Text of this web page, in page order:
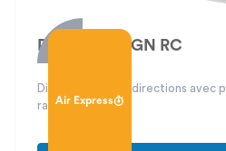
Air Express
DFP 40 DESIGN RC
Diffuseur carré 4 directions avec
rapide